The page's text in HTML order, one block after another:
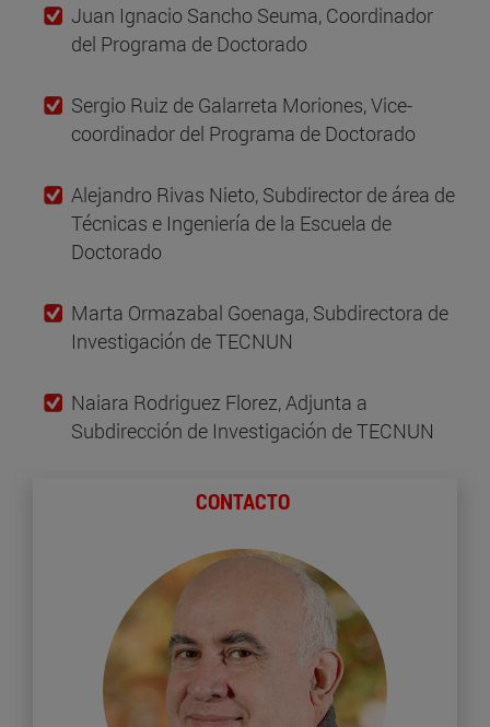
Juan Ignacio Sancho Seuma, Coordinador
del Programa de Doctorado
Sergio Ruiz de Galarreta Moriones, Vice-
coordinador del Programa de Doctorado
Alejandro Rivas Nieto, Subdirector de área de
Técnicas e Ingeniería de la Escuela de
Doctorado
Marta Ormazabal Goenaga, Subdirectora de
Investigación de TECNUN
Naiara Rodriguez Florez, Adjunta a
Subdirección de Investigación de TECNUN
CONTACTO